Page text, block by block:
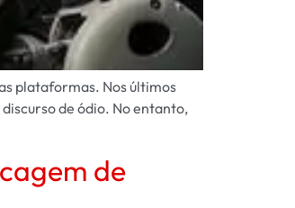
plataformas. Nos últimos
de ódio. No entanto,
de